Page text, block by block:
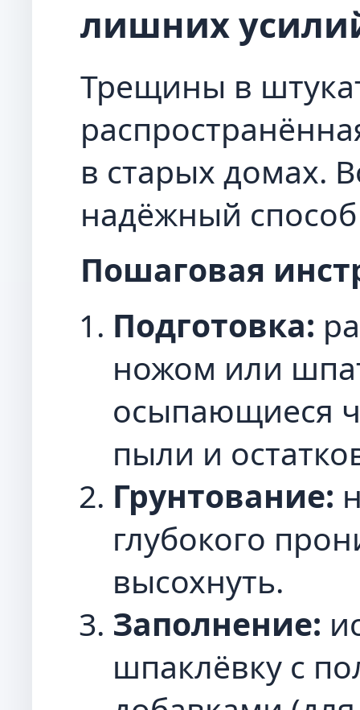
лишних
Трещины в
в старых домах.
надёжный
Пошаговая
Подготовка:
ножом или
осыпающиеся
пыли и
Грунтование:
глубокого
высохнуть.
Заполнение:
шпаклёвку с